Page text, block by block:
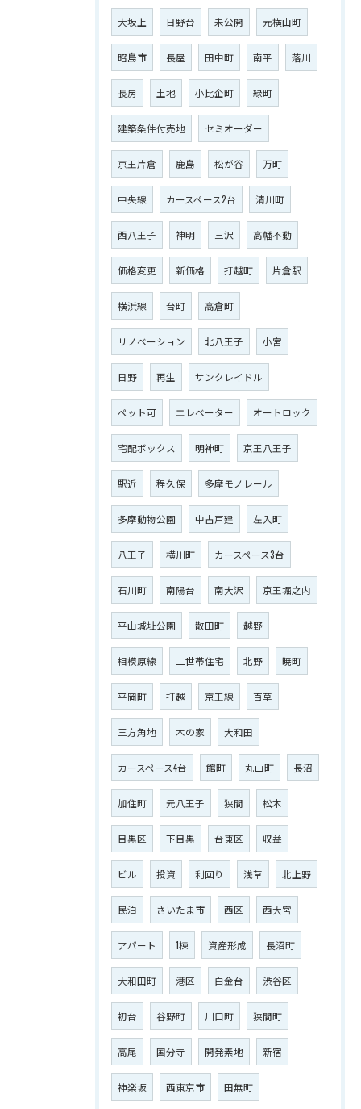
大坂上 日野台 未公開 元横山町
昭島市 長屋 田中町 南平 落川
長房 土地 小比企町 緑町
建築条件付売地 セミオーダー
京王片倉 鹿島 松が谷 万町
中央線 カースペース2台 清川町
西八王子 神明 三沢 高幡不動
価格変更 新価格 打越町 片倉駅
横浜線 台町 高倉町
リノベーション 北八王子 小宮
日野 再生 サンクレイドル
ペット可 エレベーター オートロック
宅配ボックス 明神町 京王八王子
駅近 程久保 多摩モノレール
多摩動物公園 中古戸建 左入町
八王子 横川町 カースペース3台
石川町 南陽台 南大沢 京王堀之内
平山城址公園 散田町 越野
相模原線 二世帯住宅 北野 暁町
平岡町 打越 京王線 百草
三方角地 木の家 大和田
カースペース4台 館町 丸山町 長沼
加住町 元八王子 狭間 松木
目黒区 下目黒 台東区 収益
ビル 投資 利回り 浅草 北上野
民泊 さいたま市 西区 西大宮
アパート 1棟 資産形成 長沼町
大和田町 港区 白金台 渋谷区
初台 谷野町 川口町 狭間町
高尾 国分寺 開発素地 新宿
神楽坂 西東京市 田無町